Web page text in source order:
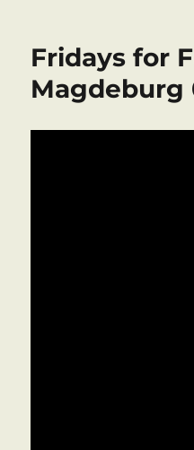
–
Salzwedel
15.03.2019
Fridays for
Magdeburg